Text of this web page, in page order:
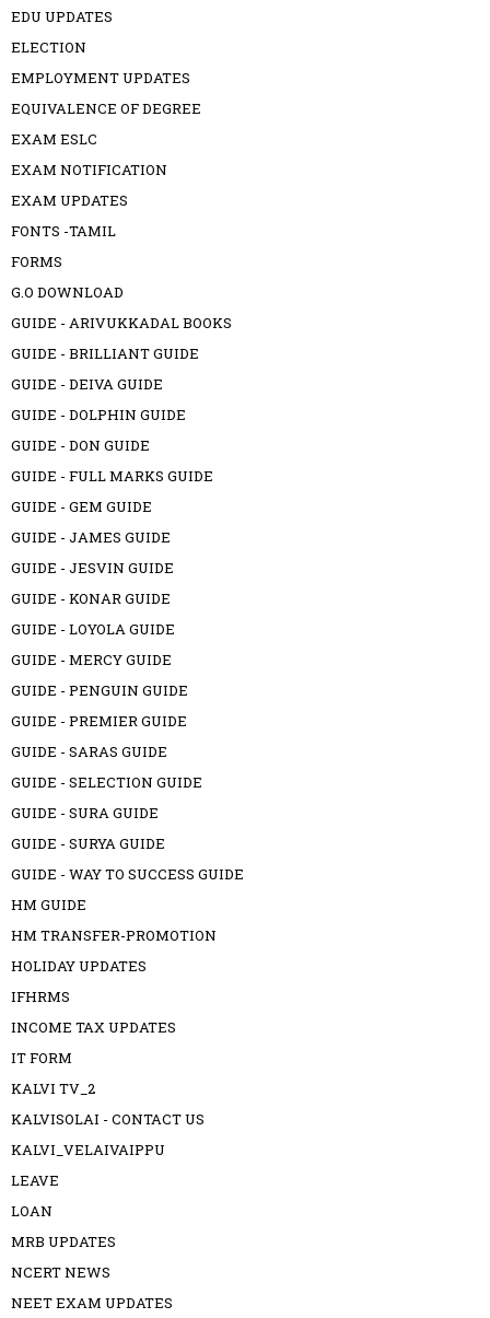
EDU UPDATES
ELECTION
EMPLOYMENT UPDATES
EQUIVALENCE OF DEGREE
EXAM ESLC
EXAM NOTIFICATION
EXAM UPDATES
FONTS -TAMIL
FORMS
G.O DOWNLOAD
GUIDE - ARIVUKKADAL BOOKS
GUIDE - BRILLIANT GUIDE
GUIDE - DEIVA GUIDE
GUIDE - DOLPHIN GUIDE
GUIDE - DON GUIDE
GUIDE - FULL MARKS GUIDE
GUIDE - GEM GUIDE
GUIDE - JAMES GUIDE
GUIDE - JESVIN GUIDE
GUIDE - KONAR GUIDE
GUIDE - LOYOLA GUIDE
GUIDE - MERCY GUIDE
GUIDE - PENGUIN GUIDE
GUIDE - PREMIER GUIDE
GUIDE - SARAS GUIDE
GUIDE - SELECTION GUIDE
GUIDE - SURA GUIDE
GUIDE - SURYA GUIDE
GUIDE - WAY TO SUCCESS GUIDE
HM GUIDE
HM TRANSFER-PROMOTION
HOLIDAY UPDATES
IFHRMS
INCOME TAX UPDATES
IT FORM
KALVI TV_2
KALVISOLAI - CONTACT US
KALVI_VELAIVAIPPU
LEAVE
LOAN
MRB UPDATES
NCERT NEWS
NEET EXAM UPDATES